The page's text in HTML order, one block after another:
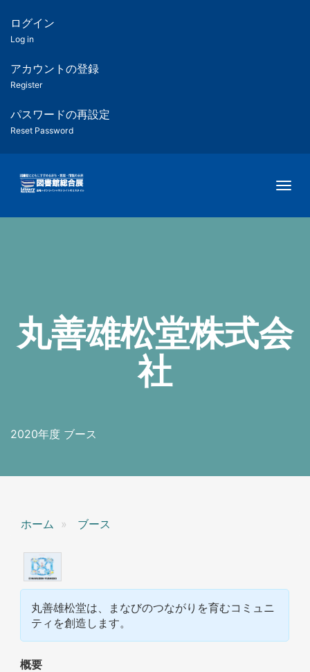
ツ
匿
名
ユ
ー
ー
用
メ
ー
ログイン
Log in
アカウントの登録
Register
パスワードの再設定
Reset Password
丸善雄松堂株式会
社
2020年度 ブース
ホーム ブース
丸善雄松堂は、まなびのつながりを育むコミュニ
ティを創造します。
概要